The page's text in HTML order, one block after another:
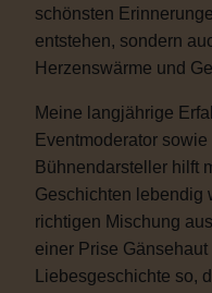
schönsten
entstehen, sondern
Herzenswärme und
Meine langjährige
Eventmoderator
Bühnendarsteller hilft
Geschichten lebendig
richtigen Mischung
einer Prise
Liebesgeschichte so,